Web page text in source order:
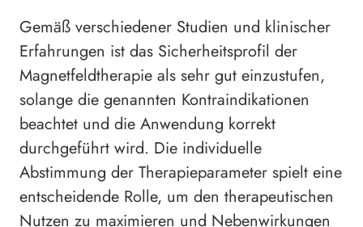
Gemäß verschiedener Studien und klinischer
Erfahrungen ist das Sicherheitsprofil der
Magnetfeldtherapie als sehr gut einzustufen,
solange die genannten Kontraindikationen
beachtet und die Anwendung korrekt
durchgeführt wird. Die individuelle
Abstimmung der Therapieparameter spielt eine
entscheidende Rolle, um den therapeutischen
Nutzen zu maximieren und Nebenwirkungen